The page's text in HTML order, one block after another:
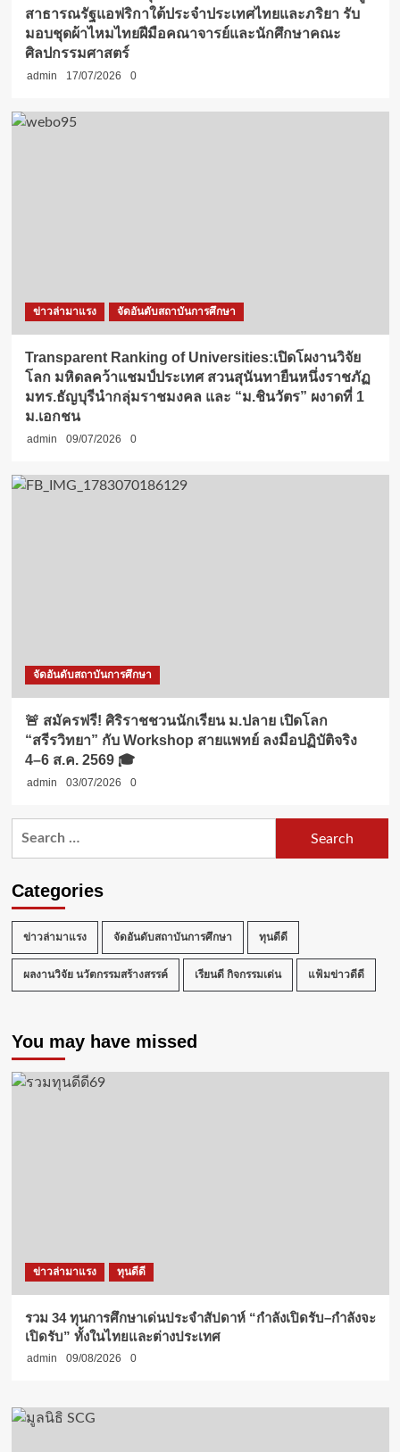
สาธารณรัฐแอฟริกาใต้ประจำประเทศไทยและภริยา รับ
มอบชุดผ้าไหมไทยฝีมือคณาจารย์และนักศึกษาคณะ
ศิลปกรรมศาสตร์
admin 17/07/2026 0
ข่าวล่ามาแรง จัดอันดับสถาบันการศึกษา
Transparent Ranking of Universities:เปิดโผงานวิจัย
โลก มหิดลคว้าแชมป์ประเทศ สวนสุนันทายืนหนึ่งราชภัฏ
มทร.ธัญบุรีนำกลุ่มราชมงคล และ “ม.ชินวัตร” ผงาดที่ 1
ม.เอกชน
admin 09/07/2026 0
จัดอันดับสถาบันการศึกษา
🚨 สมัครฟรี! ศิริราชชวนนักเรียน ม.ปลาย เปิดโลก
“สรีรวิทยา” กับ Workshop สายแพทย์ ลงมือปฏิบัติจริง
4–6 ส.ค. 2569 🎓
admin 03/07/2026 0
Categories
ข่าวล่ามาแรง จัดอันดับสถาบันการศึกษา ทุนดีดี
ผลงานวิจัย นวัตกรรมสร้างสรรค์ เรียนดี กิจกรรมเด่น แฟ้มข่าวดีดี
You may have missed
ข่าวล่ามาแรง ทุนดีดี
รวม 34 ทุนการศึกษาเด่นประจำสัปดาห์ “กำลังเปิดรับ–กำลังจะ
เปิดรับ” ทั้งในไทยและต่างประเทศ
admin 09/08/2026 0